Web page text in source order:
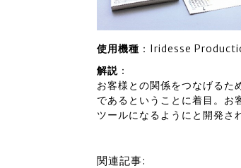
使用機種 ：Iridesse
解説 ：
お客様との関係をつなげるた
であるということに着目。お
ツールになるようにと開発さ
関連記事: